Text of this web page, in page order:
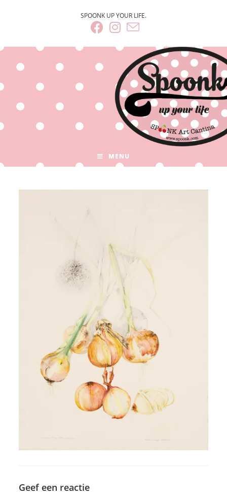
SPOONK UP YOUR LIFE.
MENU
Geef een reactie